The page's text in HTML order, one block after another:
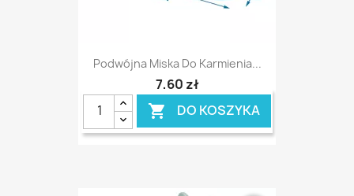
Podwójna Miska Do Karmienia...
7,60 zł
 DO KOSZYKA